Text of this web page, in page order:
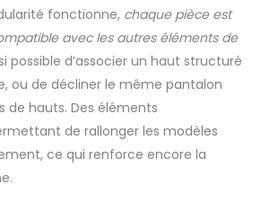
fonctionne, chaque pièce est
avec les autres éléments de
possible d’associer un haut structuré
ou de décliner le même pantalon
de hauts. Des éléments
de rallonger les modèles
ce qui renforce encore la